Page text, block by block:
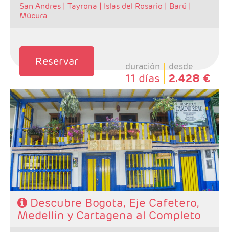
San Andres | Tayrona | Islas del Rosario | Barú |
Múcura
Reservar duración
11 días
desde
2.428 €
- Salidas: Diarias
- Ruta: 3 noches Bogotá, 3 noches zona Cafetera, 3
noches Medellin y 3 noches Cartegena (ampliables)
- Categoría hotelera: Varias
- Régimen: Según programa
Descubre Bogota, Eje Cafetero,
Medellin y Cartagena al Completo